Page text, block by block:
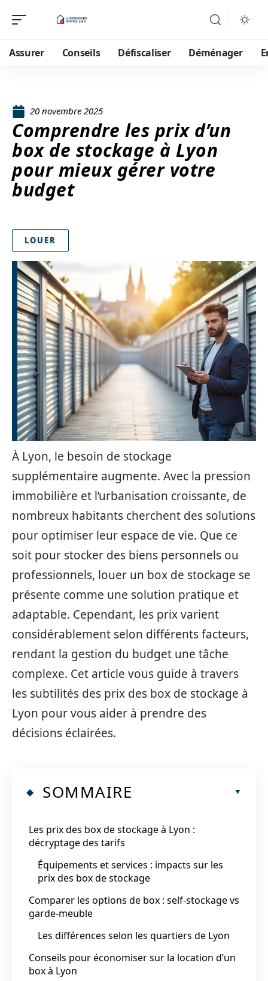
Assurer Conseils Défiscaliser Déménager
20 novembre 2025
Comprendre les prix d’un
box de stockage à Lyon
pour mieux gérer votre
budget
LOUER
À Lyon, le besoin de stockage
supplémentaire augmente. Avec la pression
immobilière et l’urbanisation croissante, de
nombreux habitants cherchent des solutions
pour optimiser leur espace de vie. Que ce
soit pour stocker des biens personnels ou
professionnels, louer un box de stockage se
présente comme une solution pratique et
adaptable. Cependant, les prix varient
considérablement selon différents facteurs,
rendant la gestion du budget une tâche
complexe. Cet article vous guide à travers
les subtilités des prix des box de stockage à
Lyon pour vous aider à prendre des
décisions éclairées.
SOMMAIRE
Les prix des box de stockage à Lyon :
décryptage des tarifs
Équipements et services : impacts sur les
prix des box de stockage
Comparer les options de box : self-stockage vs
garde-meuble
Les différences selon les quartiers de Lyon
Conseils pour économiser sur la location d’un
box à Lyon